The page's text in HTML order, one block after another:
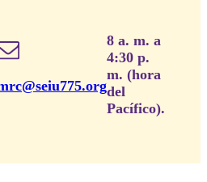
8 a. m. a
4:30 p.
m. (hora
del
Pacífico).